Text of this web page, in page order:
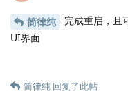
简律纯
完成重启，且
UI界面
简律纯 回复了此帖